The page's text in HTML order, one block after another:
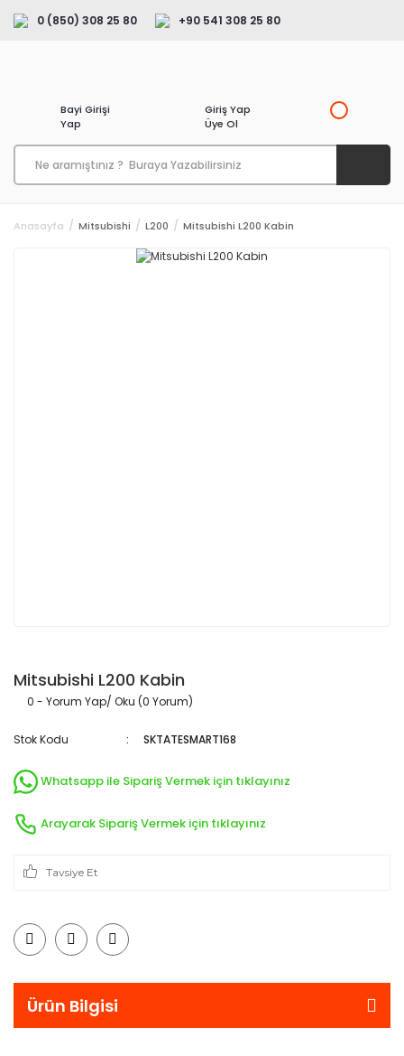
0 (850) 308 25 80 +90 541 308 25 80
Bayi Girişi
Yap
Giriş Yap
Üye Ol
Anasayfa Mitsubishi L200 Mitsubishi L200 Kabin
Mitsubishi L200 Kabin
0 - Yorum Yap/ Oku (0 Yorum)
Stok Kodu SKTATESMART168
Whatsapp ile Sipariş Vermek için tıklayınız
Arayarak Sipariş Vermek için tıklayınız
Tavsiye Et
Ürün Bilgisi